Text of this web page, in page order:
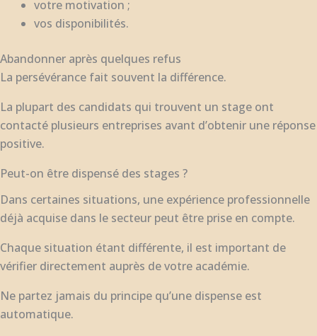
votre motivation ;
vos disponibilités.
Abandonner après quelques refus
La persévérance fait souvent la différence.
La plupart des candidats qui trouvent un stage ont
contacté plusieurs entreprises avant d’obtenir une réponse
positive.
Peut-on être dispensé des stages ?
Dans certaines situations, une expérience professionnelle
déjà acquise dans le secteur peut être prise en compte.
Chaque situation étant différente, il est important de
vérifier directement auprès de votre académie.
Ne partez jamais du principe qu’une dispense est
automatique.